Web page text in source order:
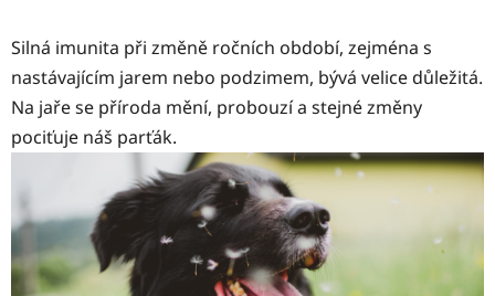
Silná imunita při změně ročních období, zejména s
nastávajícím jarem nebo podzimem, bývá velice důležitá.
Na jaře se příroda mění, probouzí a stejné změny
pociťuje náš parťák.